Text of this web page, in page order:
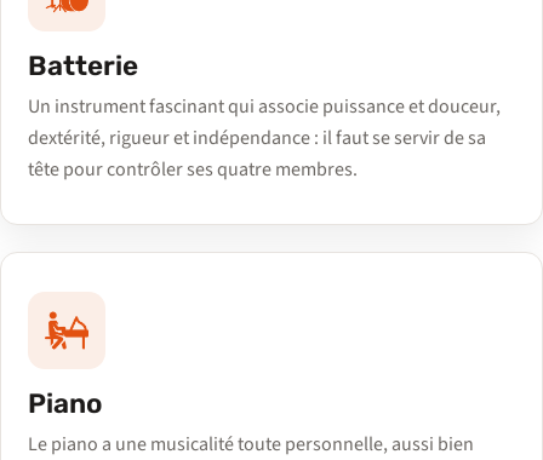
Batterie
Un instrument fascinant qui associe puissance et douceur,
dextérité, rigueur et indépendance : il faut se servir de sa
tête pour contrôler ses quatre membres.
Piano
Le piano a une musicalité toute personnelle, aussi bien